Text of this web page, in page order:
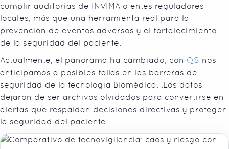
cumplir auditorías de INVIMA o entes reguladores
locales, más que una herramienta real para la
prevención de eventos adversos y el fortalecimiento
de la seguridad del paciente.
Actualmente, el panorama ha cambiado; con QS nos
anticipamos a posibles fallas en las barreras de
seguridad de la tecnología Biomédica. .Los datos
dejaron de ser archivos olvidados para convertirse en
alertas que respaldan decisiones directivas y protegen
la seguridad del paciente.